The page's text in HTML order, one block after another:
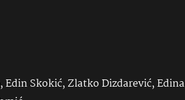
Edin Skokić, Zlatko Dizdarević, Edina